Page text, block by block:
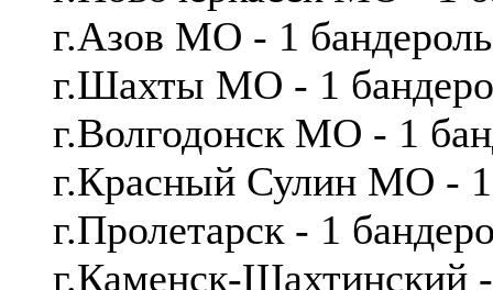
г.Азов МО - 1
г.Шахты МО - 1
г.Волгодонск МО - 1
г.Красный Сулин МО -
г.Пролетарск - 1
г.Каменск-Шахтинский